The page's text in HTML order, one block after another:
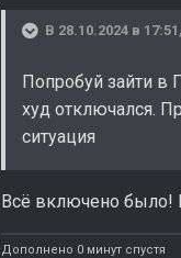
В 28.10.2024 в 17:51,
Попробуй зайти в
худ отключался.
ситуация
Всё включено было!
Дополнено 0 минут спустя